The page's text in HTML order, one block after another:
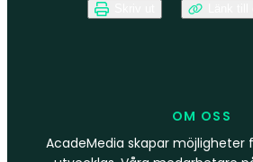
OM OSS
AcadeMedia skapar möjligheter